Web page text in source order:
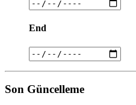
End
Son Güncelleme